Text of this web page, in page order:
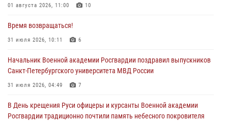
01 августа 2026, 11:00 10
Время возвращаться!
31 июля 2026, 10:11 6
Начальник Военной академии Росгвардии поздравил выпускников
Санкт-Петербургского университета МВД России
31 июля 2026, 04:49 7
В День крещения Руси офицеры и курсанты Военной академии
Росгвардии традиционно почтили память небесного покровителя